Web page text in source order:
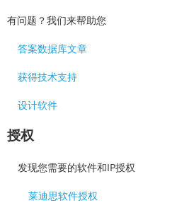
有问题？我们来帮助您
答案数据库文章
获得技术支持
设计软件
授权
发现您需要的软件和IP授权
莱迪思软件授权